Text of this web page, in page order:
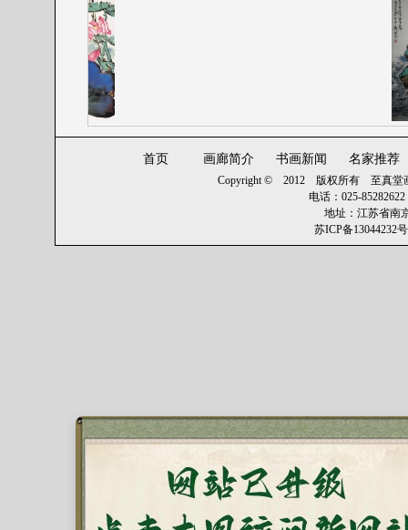
首页 画廊简介 书画新闻 名家推荐
Copyright © 2012 版权所有 至真堂
电话：025-
地址：江苏省南
苏ICP备13044232